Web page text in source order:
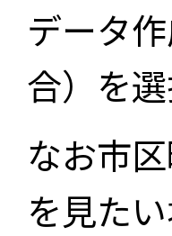
データ
合）を
なお市
を見た